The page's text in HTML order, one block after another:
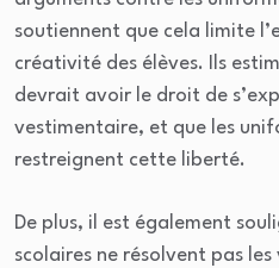
soutiennent que cela limite
créativité des élèves. Ils
devrait avoir le droit de
vestimentaire, et que les
restreignent cette liberté.
De plus, il est également
scolaires ne résolvent pas